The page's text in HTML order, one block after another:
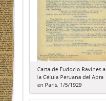
Carta de Eudocio Ravines a
la Célula Peruana del Apra
en París, 1/5/1929